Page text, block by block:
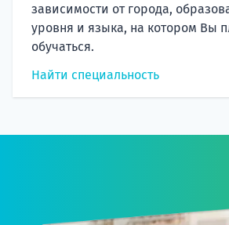
зависимости от города,
уровня и языка, на котором Вы
обучаться.
Найти специальность